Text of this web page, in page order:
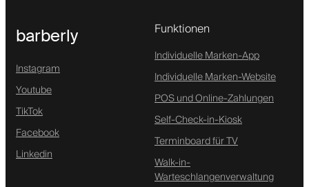
barberly
Instagram
Youtube
TikTok
Facebook
Linkedin
Funktionen
Individuelle Marken-App
Individuelle Marken-Website
POS und Online-Zahlungen
Self-Check-in-Kiosk
Terminboard für TV
Walk-in-
Warteschlangenverwaltung